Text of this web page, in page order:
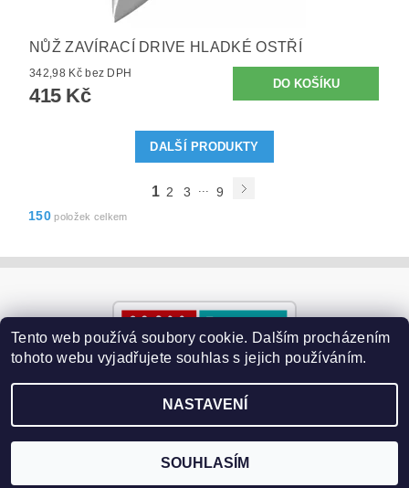
NŮŽ ZAVÍRACÍ DRIVE HLADKÉ OSTŘÍ
342,98 Kč bez DPH
415 Kč
DALŠÍ PRODUKTY
1 2 3
9
150položek celkem
2026 ©Paralyzery-vychytavky.cz, všechna práva vyhrazena
Vytvořil Shoptet
Tento web používá soubory cookie. Dalším procházením
tohoto webu vyjadřujete souhlas s jejich používáním.
NASTAVENÍ
SOUHLASÍM